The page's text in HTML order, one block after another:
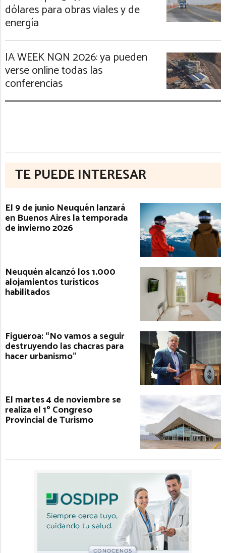
dólares para obras viales y de
energía
IA WEEK NQN 2026: ya pueden
verse online todas las
conferencias
TE PUEDE INTERESAR
El 9 de junio Neuquén lanzará
en Buenos Aires la temporada
de invierno 2026
Neuquén alcanzó los 1.000
alojamientos turísticos
habilitados
Figueroa: “No vamos a seguir
destruyendo las chacras para
hacer urbanismo”
El martes 4 de noviembre se
realiza el 1º Congreso
Provincial de Turismo